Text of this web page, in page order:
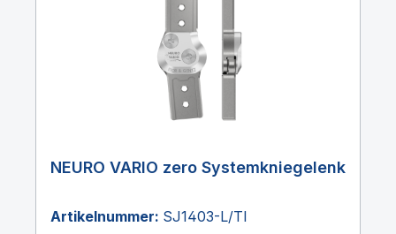
NEURO VARIO zero Systemkniegelenk
Artikelnummer: SJ1403-L/TI